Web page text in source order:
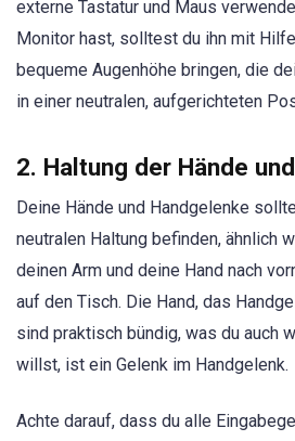
externe Tastatur und Maus
Monitor hast, solltest du ihn mit
bequeme Augenhöhe bringen, die
in einer neutralen, aufgerichteten
2. Haltung der Hände
Deine Hände und Handgelenke
neutralen Haltung befinden, ähnlich
deinen Arm und deine Hand nach
auf den Tisch. Die Hand, das
sind praktisch bündig, was du auch
willst, ist ein Gelenk im Handgelenk.
Achte darauf, dass du alle